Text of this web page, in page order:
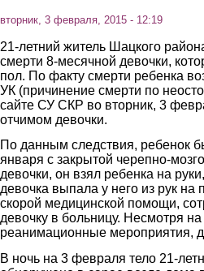
вторник, 3 февраля, 2015 - 12:19
21-летний житель Шацкого
смерти 8-месячной девочки,
пол. По факту смерти ребенка
УК (причинение смерти по
сайте СУ СКР во вторник, 3
отчимом девочки.
По данным следствия, ребенок
января с закрытой черепно-
девочки, он взял ребенка на
девочка выпала у него из рук
скорой медицинской помощи,
девочку в больницу. Несмотря
реанимационные мероприятия,
В ночь на 3 февраля тело 21-